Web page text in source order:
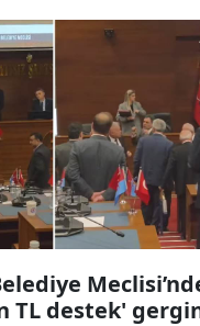
TL destek'